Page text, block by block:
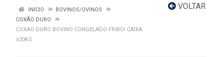
VOLTAR
INÍCIO
BOVINOS/OVINOS
COXÃO DURO
COXAO DURO BOVINO CONGELADO FRIBOI CAIXA
±20KG